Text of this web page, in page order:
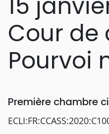
Cour de
Pourvoi
Première chambre